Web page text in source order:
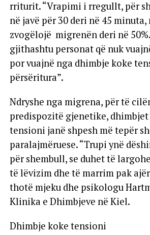
rriturit. “Vrapimi i rregullt, për
në javë për 30 deri në 45 minuta,
zvogëlojë migrenën deri në
gjithashtu personat që nuk
por vuajnë nga dhimbje koke
përsëritura”.
Ndryshe nga migrena, për të
predispozitë gjenetike, dhimbjet
tensioni janë shpesh më tepër
paralajmëruese. “Trupi ynë
për shembull, se duhet të
të lëvizim dhe të marrim pak
thotë mjeku dhe psikologu
Klinika e Dhimbjeve në Kiel.
Dhimbje koke tensioni